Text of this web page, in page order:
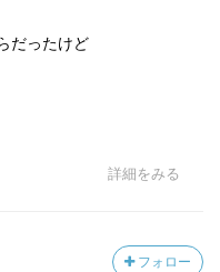
だったけど
詳細をみる
フォロー